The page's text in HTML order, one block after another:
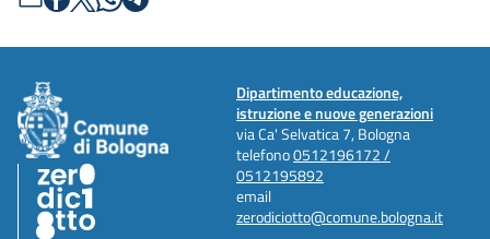
Dipartimento educazione,
istruzione e nuove generazioni
via Ca' Selvatica 7, Bologna
telefono0512196172 /
0512195892
email
zerodiciotto@comune.bologna.it